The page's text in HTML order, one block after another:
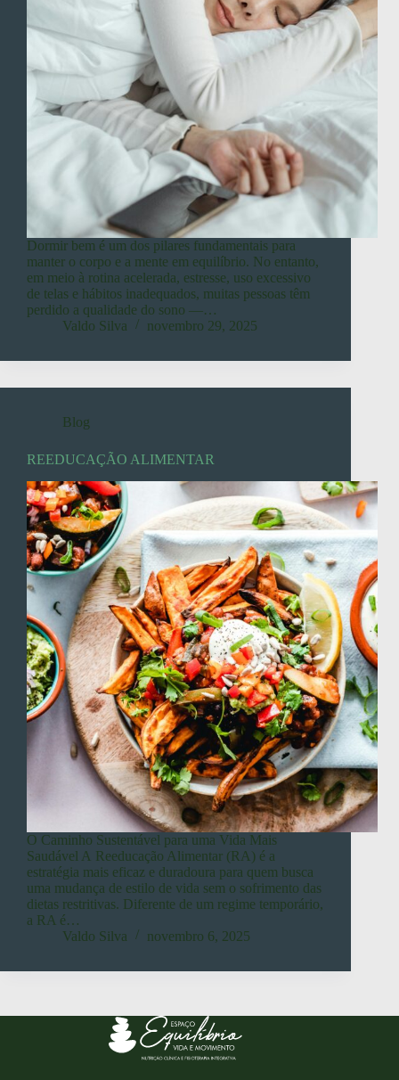
Dormir bem é um dos pilares fundamentais para
manter o corpo e a mente em equilíbrio. No entanto,
em meio à rotina acelerada, estresse, uso excessivo
de telas e hábitos inadequados, muitas pessoas têm
perdido a qualidade do sono —…
Valdo Silva
novembro 29, 2025
Blog
REEDUCAÇÃO ALIMENTAR
O Caminho Sustentável para uma Vida Mais
Saudável A Reeducação Alimentar (RA) é a
estratégia mais eficaz e duradoura para quem busca
uma mudança de estilo de vida sem o sofrimento das
dietas restritivas. Diferente de um regime temporário,
a RA é…
Valdo Silva
novembro 6, 2025